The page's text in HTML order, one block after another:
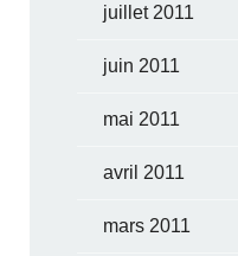
juillet 2011
juin 2011
mai 2011
avril 2011
mars 2011